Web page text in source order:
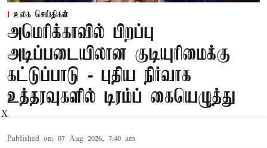
உலக செய்திகள்
அமெரிக்காவில் பிறப்பு
அடிப்படையிலான குடியுரிமைக்கு
கட்டுப்பாடு - புதிய நிர்வாக
உத்தரவுகளில் டிரம்ப் கையெழுத்து
Published on: 07 Aug 2026, 7:40 am
X